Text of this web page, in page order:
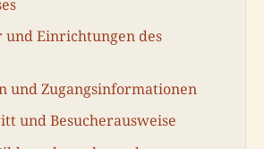
Einrichtungen des
und Zugangsinformationen
und Besucherausweise